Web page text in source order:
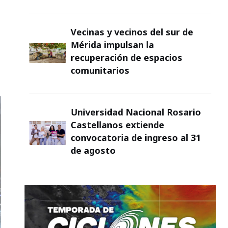
Vecinas y vecinos del sur de
Mérida impulsan la
recuperación de espacios
comunitarios
Universidad Nacional Rosario
Castellanos extiende
convocatoria de ingreso al 31
de agosto